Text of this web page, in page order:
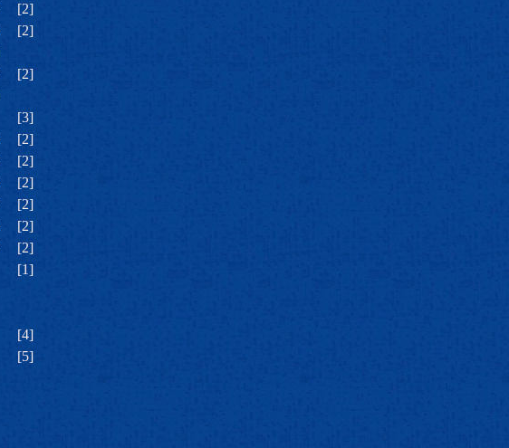
[2]
[2]
[2]
[3]
[2]
[2]
[2]
[2]
[2]
[2]
[1]
[4]
[5]